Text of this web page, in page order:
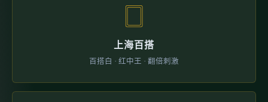
🀆
上海百搭
百搭白 · 红中王 · 翻倍刺激